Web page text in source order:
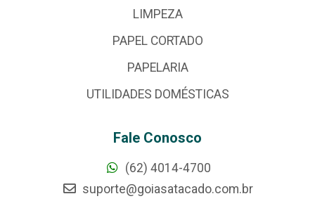
LIMPEZA
PAPEL CORTADO
PAPELARIA
UTILIDADES DOMÉSTICAS
Fale Conosco
(62) 4014-4700
suporte@goiasatacado.com.br